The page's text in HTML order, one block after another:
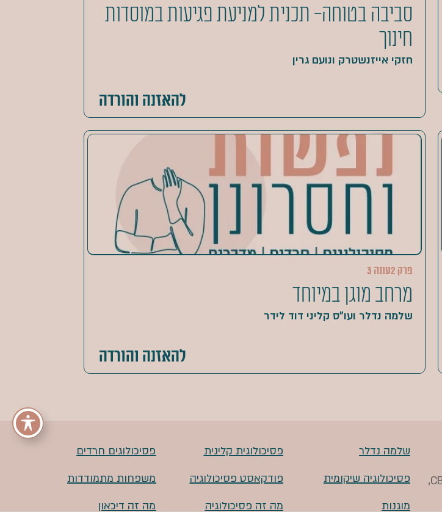
סביבה בטוחה- תכנית למניעת פגיעות במוסדות
חינוך
חזקי אייזנשטרק ונועם גרין
להאזנה והורדה
פרק 2 עונה 3
מרחב מוגן במיוחד
שלמה נדלר ועו"ס קליני דוד לידר
להאזנה והורדה
מהו דיכאון, מה עושים בטיפול פסיכולוגי, מה ההבדל בין טיפול דינמי לטיפול CBT,
שלמה נדלר פסיכולוגית קלינית
פסיכולוגים חרדים
פסיכולוגיה שיקומית
פודקאסט פסיכולוגיה
משפחות מתמודדות
מוגנות
מה זה פסיכולוגיה
מה זה דיכאון